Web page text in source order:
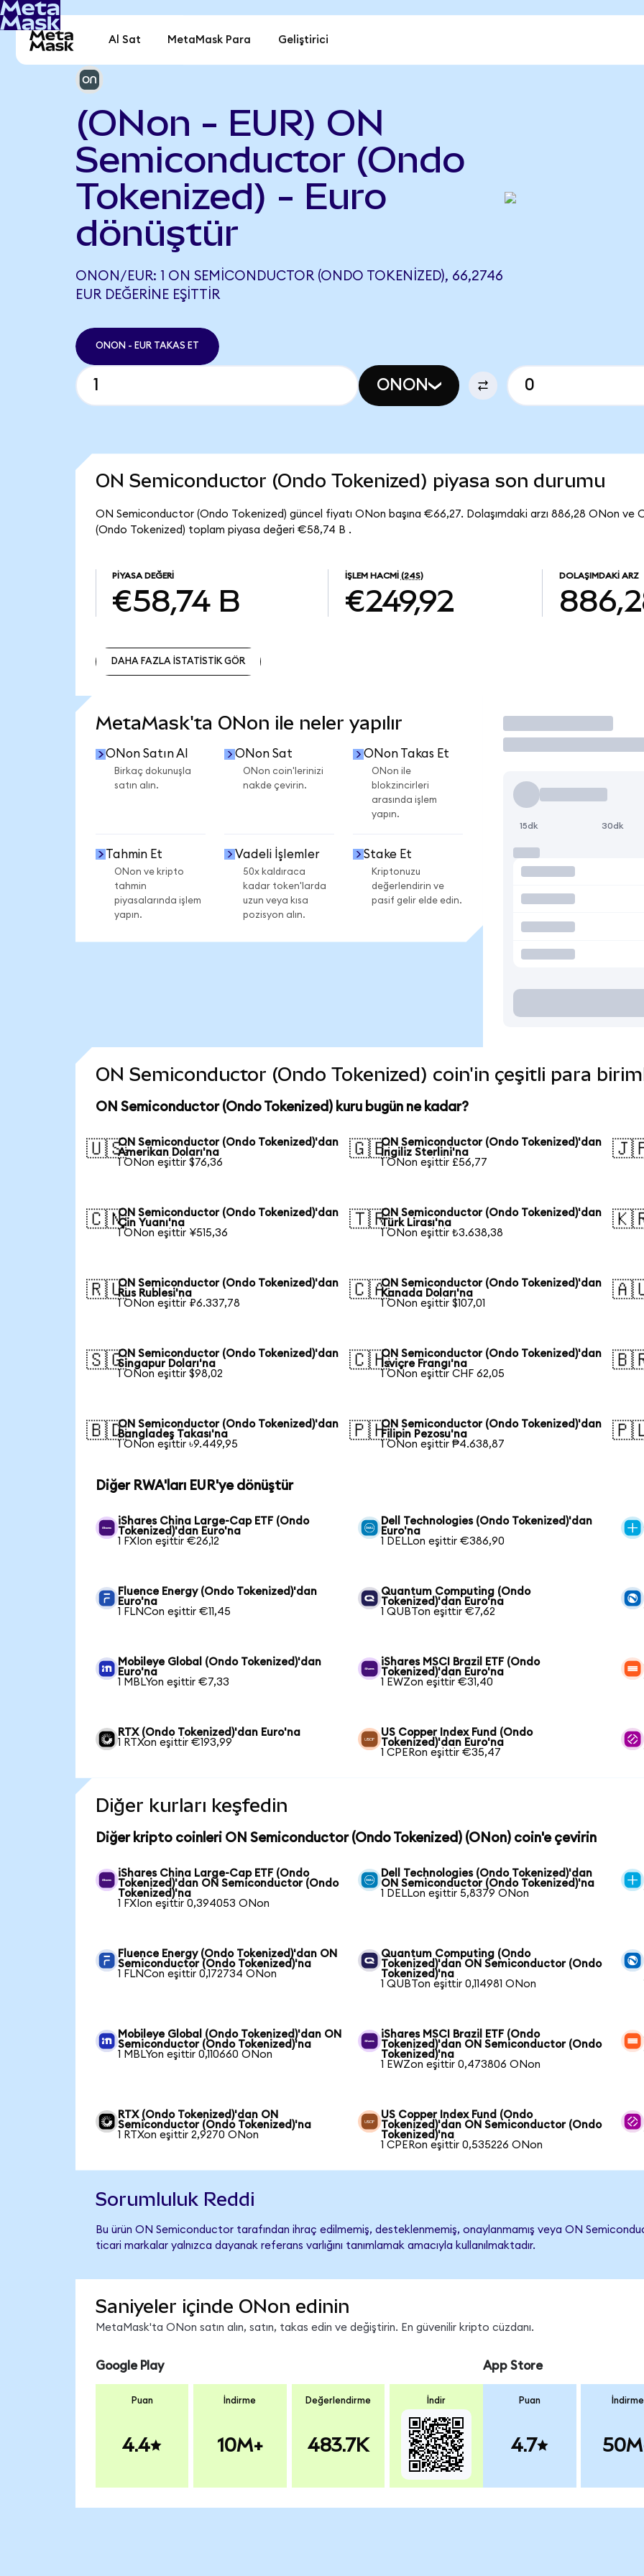
Al Sat MetaMask Para Geliştirici
(ONon - EUR) ON
Semiconductor (Ondo
Tokenized) - Euro
dönüştür
ONON/EUR: 1 ON SEMICONDUCTOR (ONDO TOKENIZED), 66,2746
EUR DEĞERINE EŞITTIR
ONON - EUR TAKAS ET
ONON
ON Semiconductor (Ondo Tokenized) piyasa son durumu
ON Semiconductor (Ondo Tokenized) güncel fiyatı ONon başına €66,27. Dolaşımdaki arzı 886,28 ONon ve
(Ondo Tokenized) toplam piyasa değeri €58,74 B .
PIYASA DEĞERI
€58,74 B
İŞLEM HACMI (24S)
€249,92
DOLAŞIMDAKI ARZ
DAHA FAZLA İSTATİSTİK GÖR
MetaMask'ta ONon ile neler yapılır
ONon Satın Al
Birkaç dokunuşla
satın alın.
ONon Sat
ONon coin'lerinizi
nakde çevirin.
ONon Takas Et
ONon ile
blokzincirleri
arasında işlem
yapın.
Tahmin Et
ONon ve kripto
tahmin
piyasalarında işlem
yapın.
Vadeli İşlemler
50x kaldıraca
kadar token'larda
uzun veya kısa
pozisyon alın.
Stake Et
Kriptonuzu
değerlendirin ve
pasif gelir elde edin.
İşlem Yap
15dk 30dk
ON Semiconductor (Ondo Tokenized) coin'in çeşitli para
ON Semiconductor (Ondo Tokenized) kuru bugün ne kadar?
🇺🇸ON Semiconductor (Ondo Tokenized)'dan
Amerikan Doları'na
1 ONon eşittir $76,36
🇬🇧ON Semiconductor (Ondo Tokenized)'dan
İngiliz Sterlini'na
1 ONon eşittir £56,77
🇨🇳ON Semiconductor (Ondo Tokenized)'dan
Çin Yuanı'na
1 ONon eşittir ¥515,36
🇹🇷ON Semiconductor (Ondo Tokenized)'dan
Türk Lirası'na
1 ONon eşittir ₺3.638,38
🇷🇺ON Semiconductor (Ondo Tokenized)'dan
Rus Rublesi'na
1 ONon eşittir ₽6.337,78
🇨🇦ON Semiconductor (Ondo Tokenized)'dan
Kanada Doları'na
1 ONon eşittir $107,01
🇸🇬ON Semiconductor (Ondo Tokenized)'dan
Singapur Doları'na
1 ONon eşittir $98,02
🇨🇭ON Semiconductor (Ondo Tokenized)'dan
İsviçre Frangı'na
1 ONon eşittir CHF 62,05
🇧🇩ON Semiconductor (Ondo Tokenized)'dan
Bangladeş Takası'na
1 ONon eşittir ৳9.449,95
🇵🇭ON Semiconductor (Ondo Tokenized)'dan
Filipin Pezosu'na
1 ONon eşittir ₱4.638,87
Diğer RWA'ları EUR'ye dönüştür
iShares China Large-Cap ETF (Ondo
Tokenized)'dan Euro'na
1 FXIon eşittir €26,12
Dell Technologies (Ondo Tokenized)'dan
Euro'na
1 DELLon eşittir €386,90
Fluence Energy (Ondo Tokenized)'dan
Euro'na
1 FLNCon eşittir €11,45
Quantum Computing (Ondo
Tokenized)'dan Euro'na
1 QUBTon eşittir €7,62
Mobileye Global (Ondo Tokenized)'dan
Euro'na
1 MBLYon eşittir €7,33
iShares MSCI Brazil ETF (Ondo
Tokenized)'dan Euro'na
1 EWZon eşittir €31,40
RTX (Ondo Tokenized)'dan Euro'na
1 RTXon eşittir €193,99
US Copper Index Fund (Ondo
Tokenized)'dan Euro'na
1 CPERon eşittir €35,47
Diğer kurları keşfedin
Diğer kripto coinleri ON Semiconductor (Ondo Tokenized) (ONon) coin'e çevirin
iShares China Large-Cap ETF (Ondo
Tokenized)'dan ON Semiconductor (Ondo
Tokenized)'na
1 FXIon eşittir 0,394053 ONon
Dell Technologies (Ondo Tokenized)'dan
ON Semiconductor (Ondo Tokenized)'na
1 DELLon eşittir 5,8379 ONon
Fluence Energy (Ondo Tokenized)'dan ON
Semiconductor (Ondo Tokenized)'na
1 FLNCon eşittir 0,172734 ONon
Quantum Computing (Ondo
Tokenized)'dan ON Semiconductor (Ondo
Tokenized)'na
1 QUBTon eşittir 0,114981 ONon
Mobileye Global (Ondo Tokenized)'dan ON
Semiconductor (Ondo Tokenized)'na
1 MBLYon eşittir 0,110660 ONon
iShares MSCI Brazil ETF (Ondo
Tokenized)'dan ON Semiconductor (Ondo
Tokenized)'na
1 EWZon eşittir 0,473806 ONon
RTX (Ondo Tokenized)'dan ON
Semiconductor (Ondo Tokenized)'na
1 RTXon eşittir 2,9270 ONon
US Copper Index Fund (Ondo
Tokenized)'dan ON Semiconductor (Ondo
Tokenized)'na
1 CPERon eşittir 0,535226 ONon
Sorumluluk Reddi
Bu ürün ON Semiconductor tarafından ihraç edilmemiş, desteklenmemiş, onaylanmamış veya ON
ticari markalar yalnızca dayanak referans varlığını tanımlamak amacıyla kullanılmaktadır.
Saniyeler içinde ONon edinin
MetaMask'ta ONon satın alın, satın, takas edin ve değiştirin. En güvenilir kripto cüzdanı.
Google Play
Puan
4.4
İndirme
10M+
Değerlendirme
483.7K
İndir
App Store
Puan
4.7
İndirme